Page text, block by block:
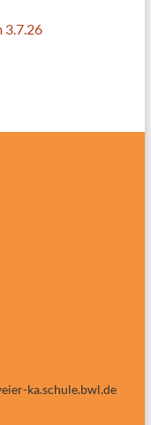
3.7.26
ka.schule.bwl.de